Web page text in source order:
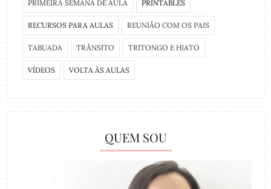
PRIMEIRA SEMANA DE AULA PRINTABLES
RECURSOS PARA AULAS REUNIÃO COM OS PAIS
TABUADA TRÂNSITO TRITONGO E HIATO
VÍDEOS VOLTA ÀS AULAS
QUEM SOU